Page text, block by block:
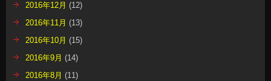
2016年12月 (12)
2016年11月 (13)
2016年10月 (15)
2016年9月 (14)
2016年8月 (11)